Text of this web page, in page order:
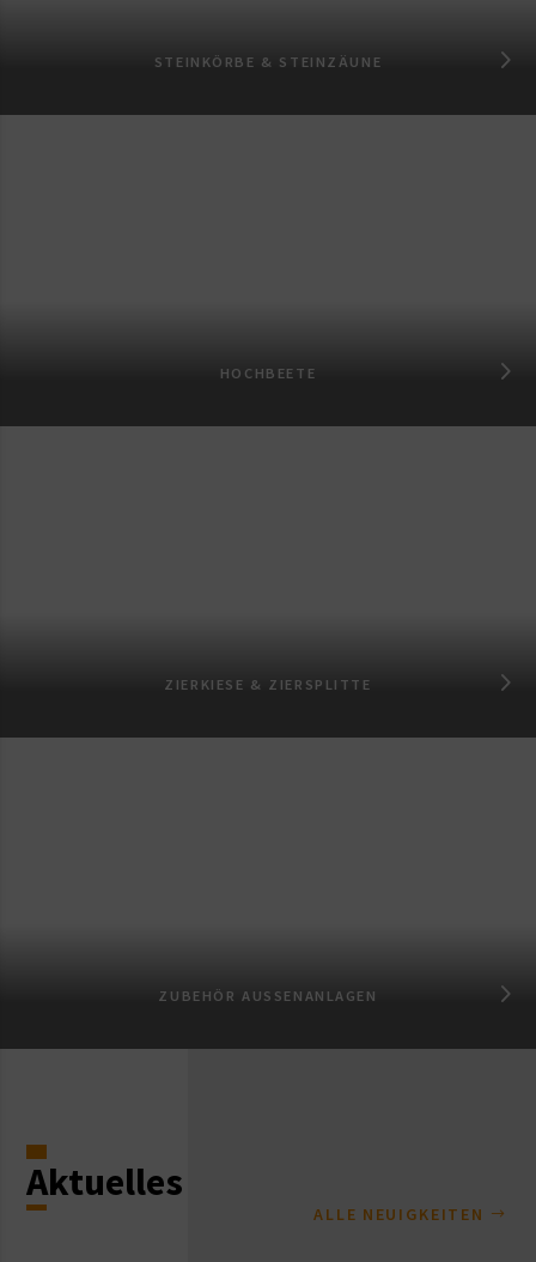
STEINKÖRBE & STEINZÄUNE
HOCHBEETE
ZIERKIESE & ZIERSPLITTE
ZUBEHÖR AUSSENANLAGEN
Aktuelles
ALLE NEUIGKEITEN